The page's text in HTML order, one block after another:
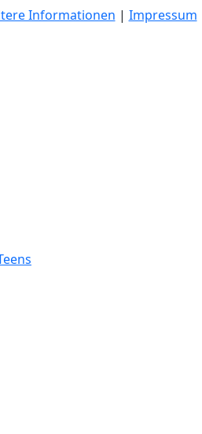
Informationen | Impressum